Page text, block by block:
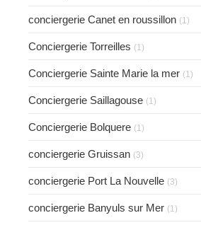
conciergerie Canet en roussillon (1)
Conciergerie Torreilles (1)
Conciergerie Sainte Marie la mer (1)
Conciergerie Saillagouse (1)
Conciergerie Bolquere (1)
conciergerie Gruissan (3)
conciergerie Port La Nouvelle (3)
conciergerie Banyuls sur Mer (1)